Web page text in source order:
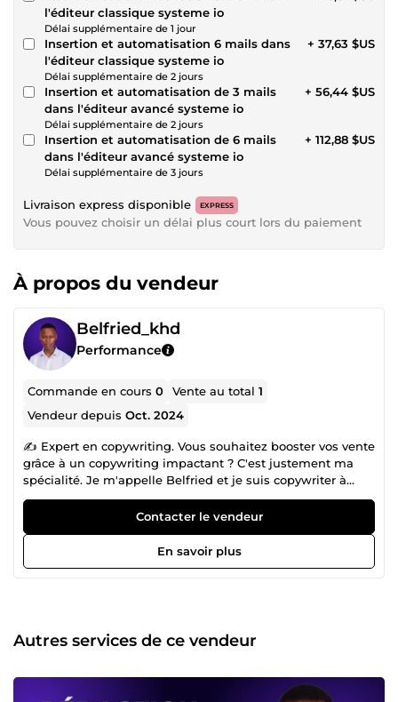
l'éditeur classique systeme io
Délai supplémentaire de 1 jour
Insertion et automatisation 6 mails dans
l'éditeur classique systeme io
Délai supplémentaire de 2 jours
+ 37,63 $US
Insertion et automatisation de 3 mails
dans l'éditeur avancé systeme io
Délai supplémentaire de 2 jours
+ 56,44 $US
Insertion et automatisation de 6 mails
dans l'éditeur avancé systeme io
Délai supplémentaire de 3 jours
+ 112,88 $US
Livraison express disponible EXPRESS
Vous pouvez choisir un délai plus court lors du paiement
À propos du vendeur
Belfried_khd
Performance
Commande en cours0 Vente au total1
Vendeur depuisOct. 2024
✍ Expert en copywriting. Vous souhaitez booster vos vente
grâce à un copywriting impactant ? C'est justement ma
spécialité. Je m'appelle Belfried et je suis copywriter à
plein temps depuis plus de 2 ans ! Expérimenté, j'ai
accompagné des dizaines d'entrepreneurs comme vous à
faire décoller leur business. Je me forme continuellement
pour proposer la meilleure qualité de service à mes clients
dans le Marketing Digital. Vous avez une question sur l'un
et de travailler sur votre projet !
Contacter le vendeur
En savoir plus
Autres services de ce vendeur